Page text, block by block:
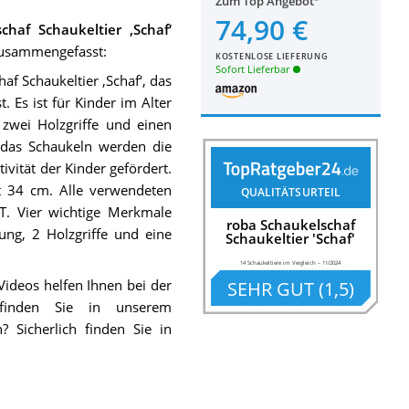
74,90 €
KOSTENLOSE LIEFERUNG
Sofort Lieferbar
QUALITÄTSURTEIL
roba Schaukelschaf
Schaukeltier 'Schaf'
14 Schaukeltiere im Vergleich –11/2024
SEHR GUT(1,5)
Schaukeltier ‚Schaf‘
Schaukeltier ‚Schaf‘, das
Es ist für Kinder im Alter
Holzgriffe und einen
Schaukeln werden die
der Kinder gefördert.
cm. Alle verwendeten
Vier wichtige Merkmale
2 Holzgriffe und eine
helfen Ihnen bei der
finden Sie in unserem
Sicherlich finden Sie in